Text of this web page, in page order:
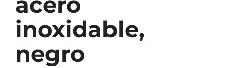
inoxidable,
negro